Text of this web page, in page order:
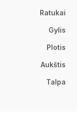
Ratukai
Gylis
Plotis
Aukštis
Talpa